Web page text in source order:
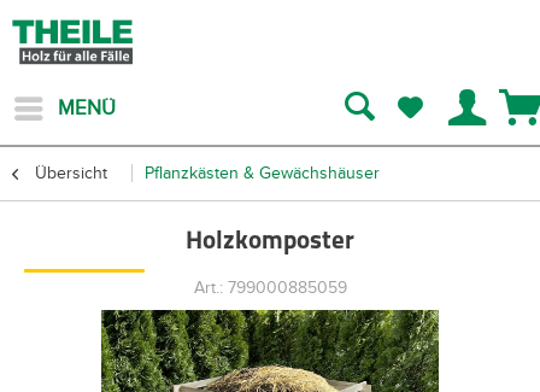
MENÜ
Übersicht Pflanzkästen & Gewächshäuser
Holzkomposter
Art.: 799000885059